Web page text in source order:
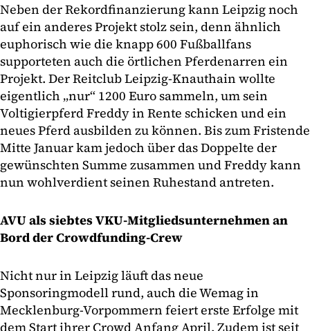
Neben der Rekordfinanzierung kann Leipzig noch
auf ein anderes Projekt stolz sein, denn ähnlich
euphorisch wie die knapp 600 Fußballfans
supporteten auch die örtlichen Pferdenarren ein
Projekt. Der Reitclub Leipzig-Knauthain wollte
eigentlich „nur“ 1200 Euro sammeln, um sein
Voltigierpferd Freddy in Rente schicken und ein
neues Pferd ausbilden zu können. Bis zum Fristende
Mitte Januar kam jedoch über das Doppelte der
gewünschten Summe zusammen und Freddy kann
nun wohlverdient seinen Ruhestand antreten.
AVU als siebtes VKU-Mitgliedsunternehmen an
Bord der Crowdfunding-Crew
Nicht nur in Leipzig läuft das neue
Sponsoringmodell rund, auch die Wemag in
Mecklenburg-Vorpommern feiert erste Erfolge mit
dem Start ihrer Crowd Anfang April. Zudem ist seit